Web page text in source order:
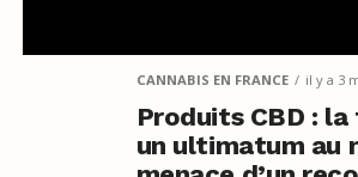
CANNABIS EN FRANCE il y a 3
Produits CBD :
un ultimatum au